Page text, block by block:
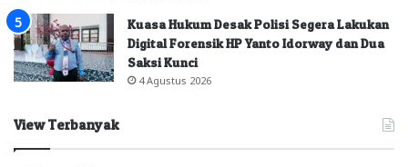
Kuasa Hukum Desak Polisi Segera Lakukan
Digital Forensik HP Yanto Idorway dan Dua
Saksi Kunci
4 Agustus 2026
View Terbanyak